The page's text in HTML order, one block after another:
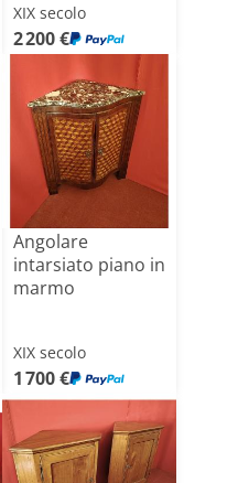
XIX secolo
2 200 €
Angolare
intarsiato piano in
marmo
XIX secolo
1 700 €